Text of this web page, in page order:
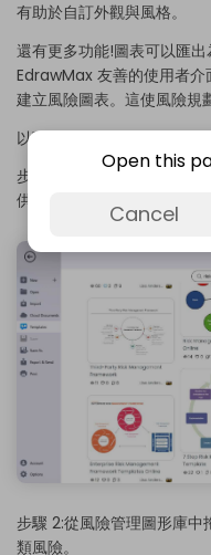
有助於自訂外觀與風格。
還有更多功能!圖表可以匯
EdrawMax 友善的使用者介
建立風險圖表。這使風險規
以下是使用 EdrawMax 製
步驟 1:開啟 EdrawMax 並
供多種預製範本。
步驟 2:從風險管理圖形庫中
類風險。
Open this
Cancel